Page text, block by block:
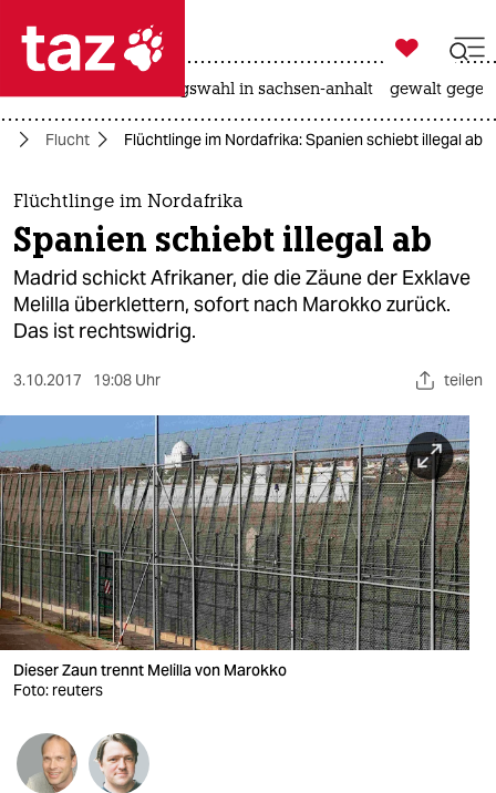
 taz zahl ich
taz zahl ich
themen
politik
öko
sport
berlin
nord
wahrheit
verlag
verlag
veranstaltungen
shop

taz zahl ich
landtagswahl in sachsen-anhalt gewalt
Flucht Flüchtlinge im Nordafrika: Spanien schiebt illegal ab
Flüchtlinge im Nordafrika
Spanien schiebt illegal ab
Madrid schickt Afrikaner, die die Zäune der Exklave
Melilla überklettern, sofort nach Marokko zurück.
Das ist rechtswidrig.
3.10.2017 19:08 Uhr teilen
Dieser Zaun trennt Melilla von Marokko
Foto: reuters